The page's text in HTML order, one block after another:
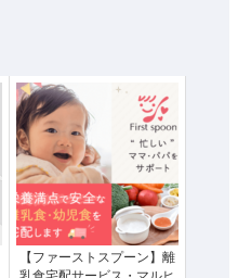
【ファーストスプーン】離